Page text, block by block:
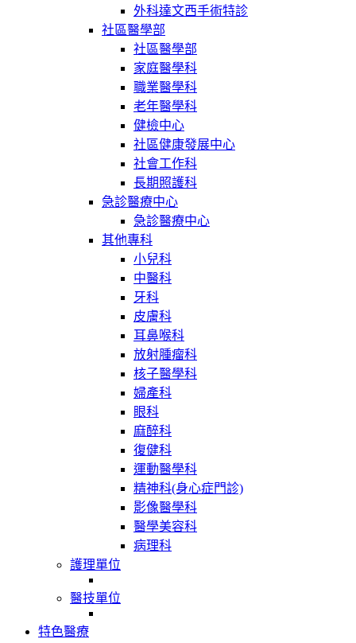
外科達文西手術特診
社區醫學部
社區醫學部
家庭醫學科
職業醫學科
老年醫學科
健檢中心
社區健康發展中心
社會工作科
長期照護科
急診醫療中心
急診醫療中心
其他專科
小兒科
中醫科
牙科
皮膚科
耳鼻喉科
放射腫瘤科
核子醫學科
婦產科
眼科
麻醉科
復健科
運動醫學科
精神科(身心症門診)
影像醫學科
醫學美容科
病理科
護理單位
醫技單位
特色醫療